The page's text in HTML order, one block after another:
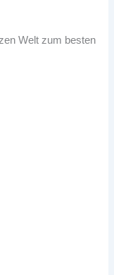
Welt zum besten